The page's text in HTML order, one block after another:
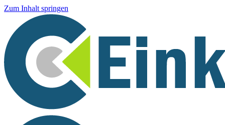
Zum Inhalt springen